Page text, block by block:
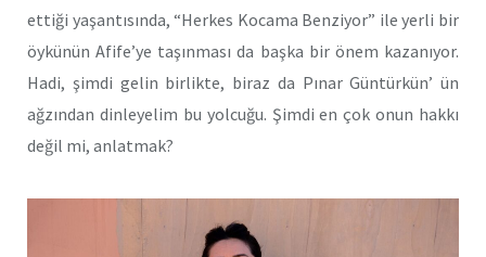
ettiği yaşantısında, “Herkes Kocama Benziyor” ile yerli bir
öykünün Afife’ye taşınması da başka bir önem kazanıyor.
Hadi, şimdi gelin birlikte, biraz da Pınar Güntürkün’ ün
ağzından dinleyelim bu yolcuğu. Şimdi en çok onun hakkı
değil mi, anlatmak?